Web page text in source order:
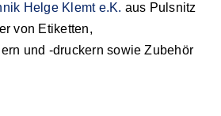
Helge Klemt e.K. aus Pulsnitz
von Etiketten,
und -druckern sowie Zubehör